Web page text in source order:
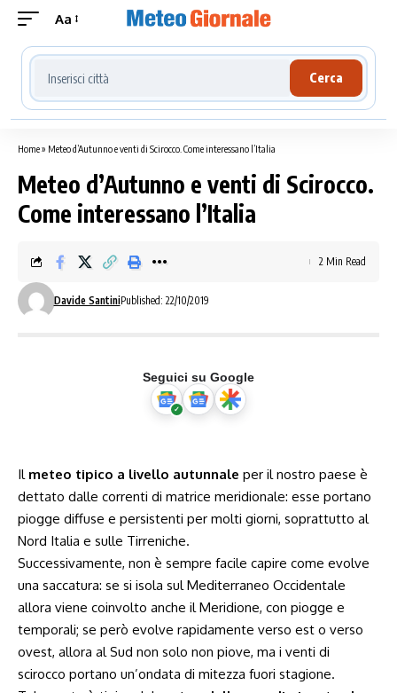
Aa
Cerca località meteo
Cerca
Home» Meteo d’Autunno e venti di Scirocco. Come interessano l’Italia
Meteo d’Autunno e venti di Scirocco.
Come interessano l’Italia
Davide SantiniPublished: 22/10/2019
2 Min Read
Seguici su Google
Il meteo tipico a livello autunnale per il nostro paese è
dettato dalle correnti di matrice meridionale: esse portano
piogge diffuse e persistenti per molti giorni, soprattutto al
Nord Italia e sulle Tirreniche.
Successivamente, non è sempre facile capire come evolve
una saccatura: se si isola sul Mediterraneo Occidentale
allora viene coinvolto anche il Meridione, con piogge e
temporali; se però evolve rapidamente verso est o verso
ovest, allora al Sud non solo non piove, ma i venti di
scirocco portano un’ondata di mitezza fuori stagione.